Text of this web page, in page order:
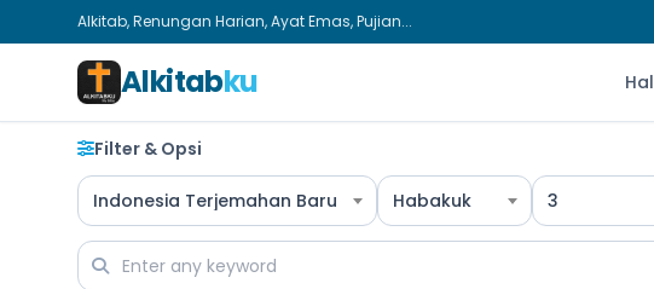
Alkitab, Renungan Harian, Ayat Emas, Pujian...
Alkitabku
Filter & Opsi
Indonesia Terjemahan Baru Habakuk 3